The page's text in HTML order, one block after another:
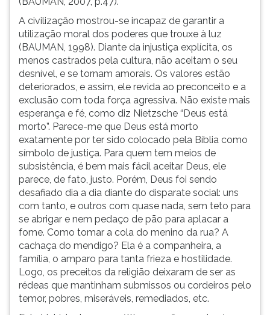
A civilização mostrou-se incapaz de garantir a
utilização moral dos poderes que trouxe à luz
(BAUMAN, 1998). Diante da injustiça explícita, os
menos castrados pela cultura, não aceitam o seu
desnível, e se tornam amorais. Os valores estão
deteriorados, e assim, ele revida ao preconceito e a
exclusão com toda força agressiva. Não existe mais
esperança e fé, como diz Nietzsche “Deus está
morto”. Parece-me que Deus está morto
exatamente por ter sido colocado pela Bíblia como
símbolo de justiça. Para quem tem meios de
subsistência, é bem mais fácil aceitar Deus, ele
parece, de fato, justo. Porém, Deus foi sendo
desafiado dia a dia diante do disparate social: uns
com tanto, e outros com quase nada, sem teto para
se abrigar e nem pedaço de pão para aplacar a
fome. Como tomar a cola do menino da rua? A
cachaça do mendigo? Ela é a companheira, a
família, o amparo para tanta frieza e hostilidade.
Logo, os preceitos da religião deixaram de ser as
rédeas que mantinham submissos ou cordeiros pelo
temor, pobres, miseráveis, remediados, etc.